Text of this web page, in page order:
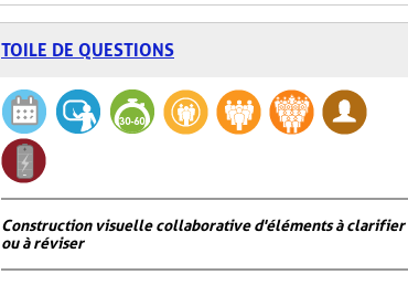
TOILE DE QUESTIONS
Construction visuelle collaborative d'éléments à clarifier
ou à réviser